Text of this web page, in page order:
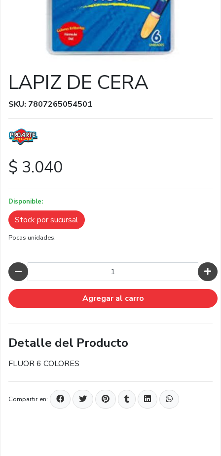
LAPIZ DE CERA
SKU: 7807265054501
$ 3.040
Disponible:
Stock por sucursal
Pocas unidades.
Cantidad
Agregar al carro
Detalle del Producto
FLUOR 6 COLORES
Compartir en: